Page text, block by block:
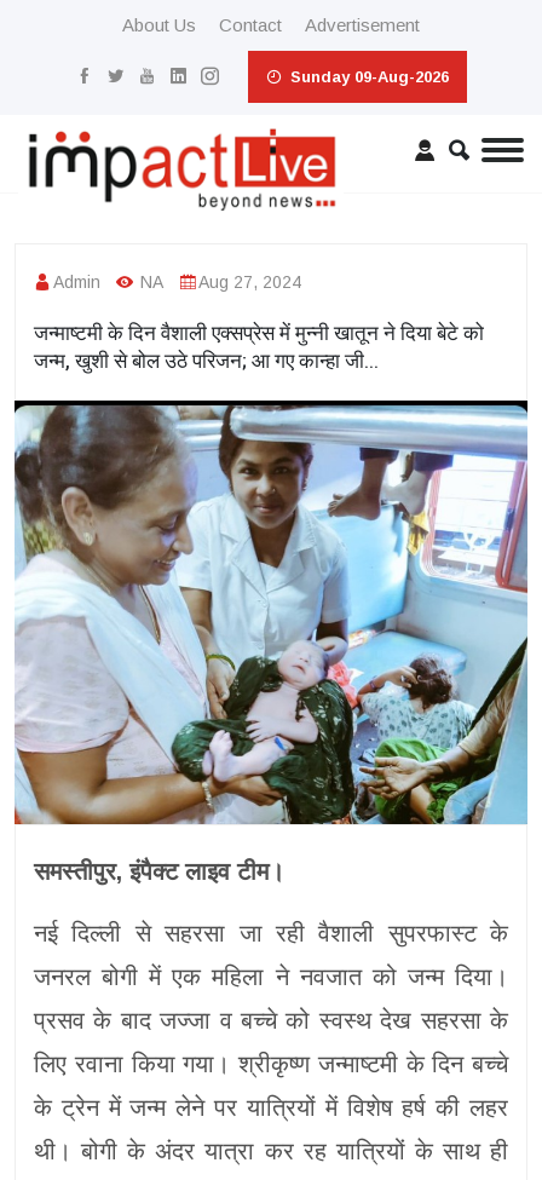
About Us Contact Advertisement
Sunday 09-Aug-2026
Admin NA Aug 27, 2024
जन्माष्टमी के दिन वैशाली एक्सप्रेस में मुन्नी खातून ने दिया बेटे को
जन्म, खुशी से बोल उठे परिजन; आ गए कान्हा जी...
समस्तीपुर, इंपैक्ट लाइव टीम।
नई दिल्ली से सहरसा जा रही वैशाली सुपरफास्ट के
जनरल बोगी में एक महिला ने नवजात को जन्म दिया।
प्रसव के बाद जज्जा व बच्चे को स्वस्थ देख सहरसा के
लिए रवाना किया गया। श्रीकृष्ण जन्माष्टमी के दिन बच्चे
के ट्रेन में जन्म लेने पर यात्रियों में विशेष हर्ष की लहर
थी। बोगी के अंदर यात्रा कर रह यात्रियों के साथ ही